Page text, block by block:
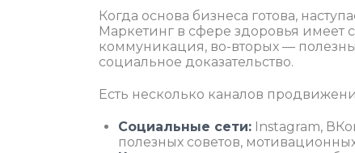
Когда основа бизнеса готова,
Маркетинг в сфере здоровья имеет
коммуникация, во-вторых —
социальное доказательство.
Есть несколько каналов
Социальные сети: Instagram,
полезных советов,